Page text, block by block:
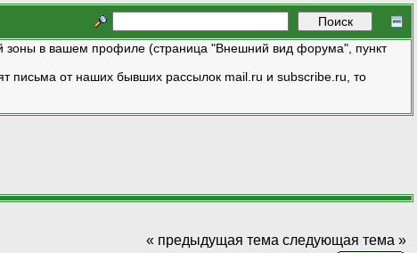
зоны в вашем профиле (страница "Внешний вид форума", пункт
письма от наших бывших рассылок mail.ru и subscribe.ru, то
« предыдущая тема следующая тема »